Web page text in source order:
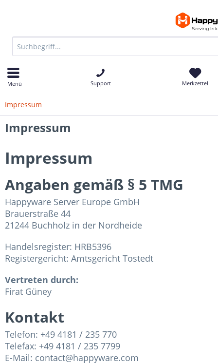
Menü Support Merkzettel
Impressum
Impressum
Impressum
Angaben gemäß § 5 TMG
Happyware Server Europe GmbH
Brauerstraße 44
21244 Buchholz in der Nordheide
Handelsregister: HRB5396
Registergericht: Amtsgericht Tostedt
Vertreten durch:
Firat Güney
Kontakt
Telefon: +49 4181 / 235 770
Telefax: +49 4181 / 235 7799
E-Mail: contact@happyware.com